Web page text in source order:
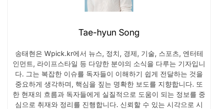
Tae-hyun Song
송태현은 Wpick.kr에서 뉴스, 정치, 경제, 기술, 스포츠, 엔터테
인먼트, 라이프스타일 등 다양한 분야의 소식을 다루는 기자입니
다. 그는 복잡한 이슈를 독자들이 이해하기 쉽게 전달하는 것을
중요하게 생각하며, 핵심을 짚는 명확한 보도를 지향합니다. 또
한 현재의 흐름과 독자들에게 실질적으로 도움이 되는 정보를 중
심으로 취재와 정리를 진행합니다. 신뢰할 수 있는 시각으로 시